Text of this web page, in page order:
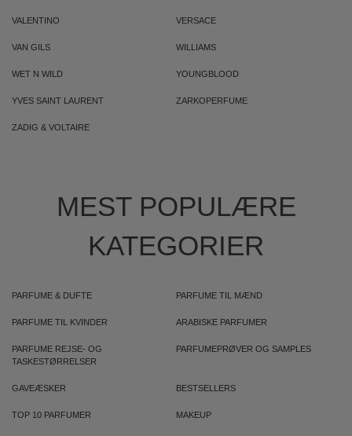
VALENTINO VERSACE
VAN GILS WILLIAMS
WET N WILD YOUNGBLOOD
YVES SAINT LAURENT ZARKOPERFUME
ZADIG & VOLTAIRE
MEST POPULÆRE
KATEGORIER
PARFUME & DUFTE PARFUME TIL MÆND
PARFUME TIL KVINDER ARABISKE PARFUMER
PARFUME REJSE- OG
TASKESTØRRELSER
PARFUMEPRØVER OG SAMPLES
GAVEÆSKER BESTSELLERS
TOP 10 PARFUMER MAKEUP